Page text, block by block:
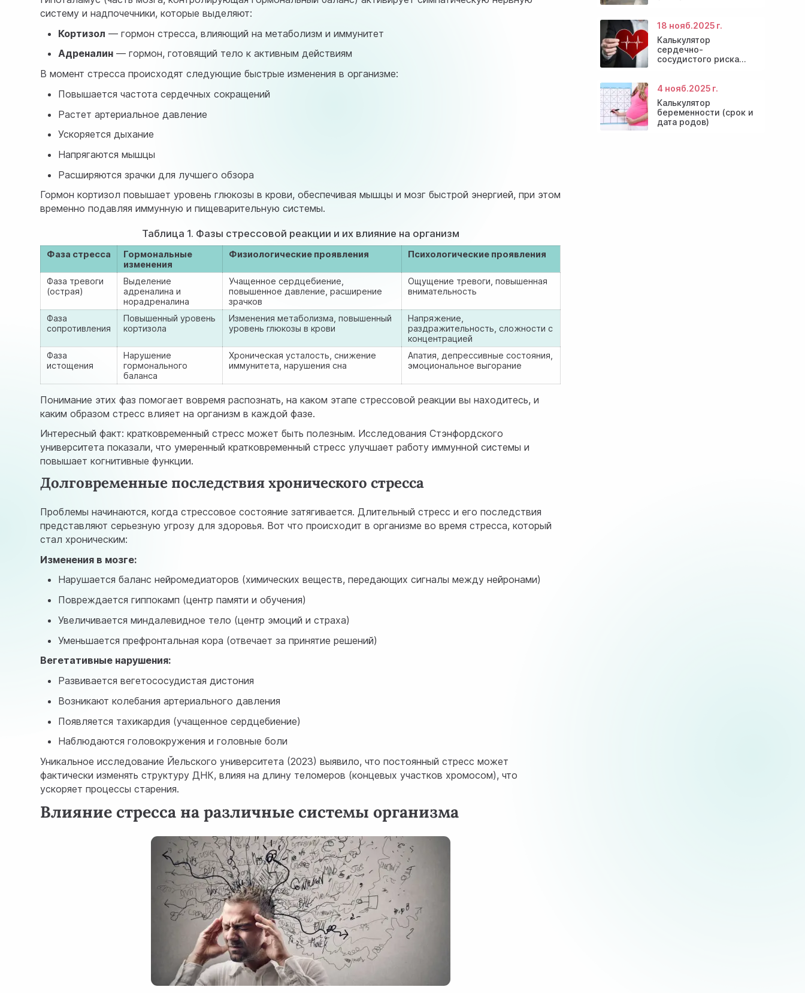
систему и надпочечники, которые выделяют:
Кортизол — гормон стресса, влияющий на метаболизм и иммунитет
Адреналин — гормон, готовящий тело к активным действиям
В момент стресса происходят следующие быстрые изменения в организме:
Повышается частота сердечных сокращений
Растет артериальное давление
Ускоряется дыхание
Напрягаются мышцы
Расширяются зрачки для лучшего обзора
Гормон кортизол повышает уровень глюкозы в крови, обеспечивая мышцы и мозг быстрой энергией, при этом
временно подавляя иммунную и пищеварительную системы.
Таблица 1. Фазы стрессовой реакции и их влияние на организм
Фаза стресса
Гормональные
изменения
Физиологические проявления Психологические проявления
Фаза тревоги
(острая)
Выделение
адреналина и
норадреналина
Учащенное сердцебиение,
повышенное давление, расширение
зрачков
Ощущение тревоги, повышенная
внимательность
Фаза
сопротивления
Повышенный уровень
кортизола
Изменения метаболизма, повышенный
уровень глюкозы в крови
Напряжение,
раздражительность, сложности с
концентрацией
Фаза
истощения
Нарушение
гормонального
баланса
Хроническая усталость, снижение
иммунитета, нарушения сна
Апатия, депрессивные состояния,
эмоциональное выгорание
Понимание этих фаз помогает вовремя распознать, на каком этапе стрессовой реакции вы находитесь, и
каким образом стресс влияет на организм в каждой фазе.
Интересный факт: кратковременный стресс может быть полезным. Исследования Стэнфордского
университета показали, что умеренный кратковременный стресс улучшает работу иммунной системы и
повышает когнитивные функции.
Долговременные последствия хронического стресса
Проблемы начинаются, когда стрессовое состояние затягивается. Длительный стресс и его последствия
представляют серьезную угрозу для здоровья. Вот что происходит в организме во время стресса, который
стал хроническим:
Изменения в мозге:
Нарушается баланс нейромедиаторов (химических веществ, передающих сигналы между нейронами)
Повреждается гиппокамп (центр памяти и обучения)
Увеличивается миндалевидное тело (центр эмоций и страха)
Уменьшается префронтальная кора (отвечает за принятие решений)
Вегетативные нарушения:
Развивается вегетососудистая дистония
Возникают колебания артериального давления
Появляется тахикардия (учащенное сердцебиение)
Наблюдаются головокружения и головные боли
Уникальное исследование Йельского университета (2023) выявило, что постоянный стресс может
фактически изменять структуру ДНК, влияя на длину теломеров (концевых участков хромосом), что
ускоряет процессы старения.
Влияние стресса на различные системы организма
18 нояб.2025 г.
Калькулятор
сердечно-
сосудистого риска
4 нояб.2025 г.
Калькулятор
беременности (срок и
дата родов)